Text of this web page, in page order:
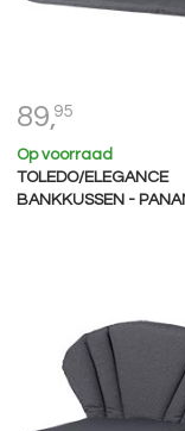
89,95
Op voorraad
TOLEDO/ELEGANCE
BANKKUSSEN -